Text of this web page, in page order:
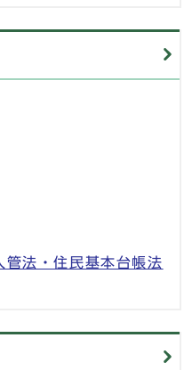
管法・住民基本台帳法